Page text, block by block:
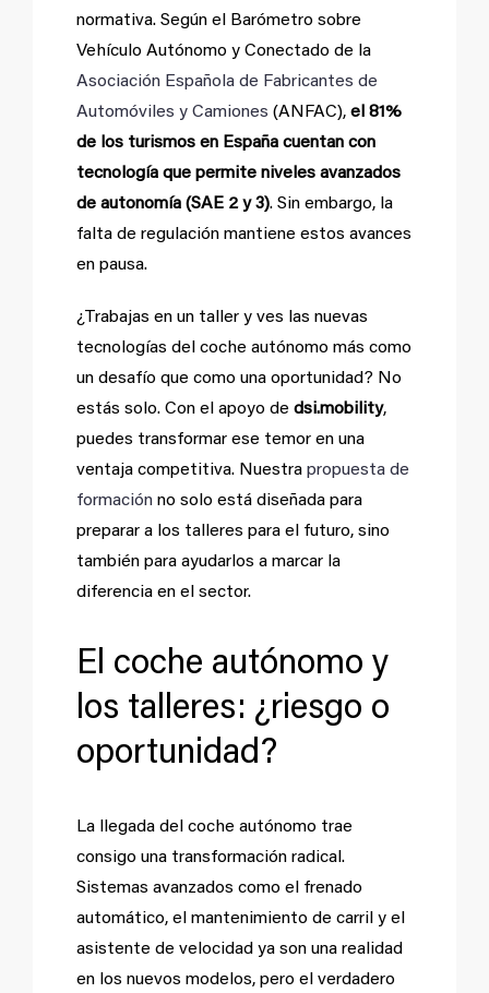
normativa. Según el Barómetro sobre
Vehículo Autónomo y Conectado de la
Asociación Española de Fabricantes de
Automóviles y Camiones (ANFAC), el 81%
de los turismos en España cuentan con
tecnología que permite niveles avanzados
de autonomía (SAE 2 y 3). Sin embargo, la
falta de regulación mantiene estos avances
en pausa.
¿Trabajas en un taller y ves las nuevas
tecnologías del coche autónomo más como
un desafío que como una oportunidad? No
estás solo. Con el apoyo de dsi.mobility,
puedes transformar ese temor en una
ventaja competitiva. Nuestra propuesta de
formación no solo está diseñada para
preparar a los talleres para el futuro, sino
también para ayudarlos a marcar la
diferencia en el sector.
El coche autónomo y
los talleres: ¿riesgo o
oportunidad?
La llegada del coche autónomo trae
consigo una transformación radical.
Sistemas avanzados como el frenado
automático, el mantenimiento de carril y el
asistente de velocidad ya son una realidad
en los nuevos modelos, pero el verdadero